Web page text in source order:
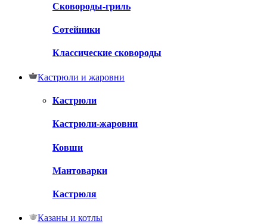
Сковороды-гриль
Сотейники
Классические сковороды
Кастрюли и жаровни
Кастрюли
Кастрюли-жаровни
Ковши
Мантоварки
Кастрюля
Казаны и котлы